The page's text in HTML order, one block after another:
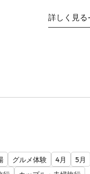
詳しく見る
グルメ体験 4月
5月